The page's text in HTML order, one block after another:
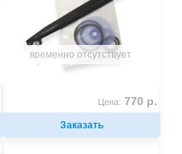
временно отсутствует
Цена: 770 р.
Заказать